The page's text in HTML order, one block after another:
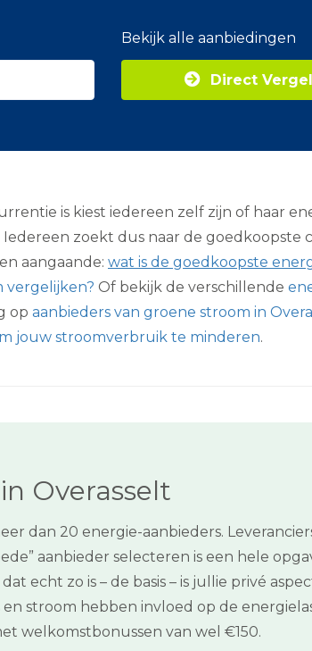
m
Z
j
e
n
e
r
g
i
Bekijk alle aanbiedingen
Direct
is kiest iedereen zelf zijn of haar
zoekt dus naar de goedkoopste
aangaande: wat is de goedkoopste
vergelijken? Of bekijk de verschillende
op aanbieders van groene stroom in
jouw stroomverbruik te minderen.
Overasselt
dan 20 energie-aanbieders.
aanbieder selecteren is een hele
echt zo is – de basis – is jullie privé
stroom hebben invloed op de
welkomstbonussen van wel €150.